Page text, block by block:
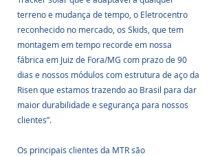
terreno e mudança de tempo, o Eletrocentro
reconhecido no mercado, os Skids, que tem
montagem em tempo recorde em nossa
fábrica em Juiz de Fora/MG com prazo de 90
dias e nossos módulos com estrutura de aço da
Risen que estamos trazendo ao Brasil para dar
maior durabilidade e segurança para nossos
clientes”.
Os principais clientes da MTR são